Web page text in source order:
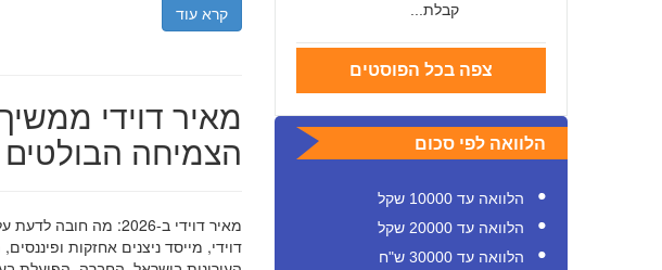
קבלת...
צפה בכל הפוסטים
הלוואה לפי סכום
הלוואה עד 10000 שקל
הלוואה עד 20000 שקל
הלוואה עד 30000 ש"ח
קרא עוד
מאיר דוידי
הצמיחה
מאיר דוידי ב-2026:
דוידי, מייסד ניצנים אחזקות